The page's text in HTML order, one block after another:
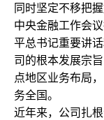
同时坚定不移把
中央金融工作会
平总书记重要讲
司的根本发展宗
点地区业务布局
务全国。
近年来，公司扎